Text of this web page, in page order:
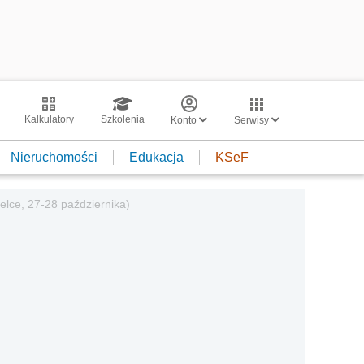
Kalkulatory Szkolenia Konto Serwisy
Nieruchomości Edukacja KSeF
27-28 października)